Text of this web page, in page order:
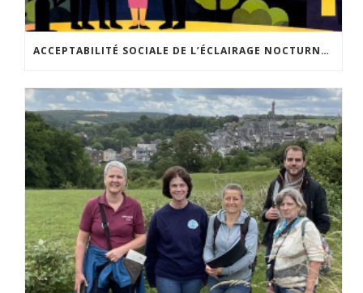
ACCEPTABILITÉ SOCIALE DE L’ÉCLAIRAGE NOCTURNE : LE REPLAY EST DISPONIBLE